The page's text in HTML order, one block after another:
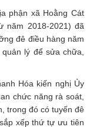
phận xã Hoằng Cát
năm 2018-2021) đã
đê điều hàng năm
lý để sửa chữa,
Hóa kiến nghị Ủy
chức năng rà soát,
trong đó có tuyến đê
xếp thứ tự ưu tiên